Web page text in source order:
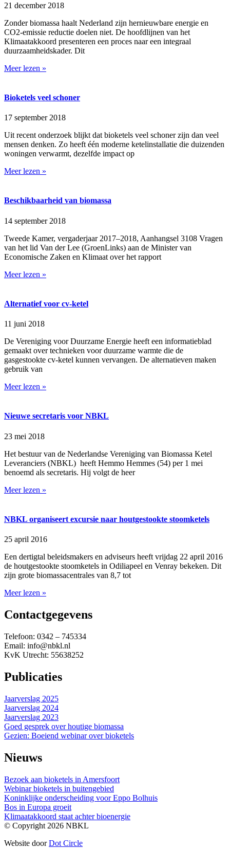
21 december 2018
Zonder biomassa haalt Nederland zijn hernieuwbare energie en
CO2-emissie reductie doelen niet. De hoofdlijnen van het
Klimaatakkoord presenteren een proces naar een integraal
duurzaamheidskader. Dit
Meer lezen »
Bioketels veel schoner
17 september 2018
Uit recent onderzoek blijkt dat bioketels veel schoner zijn dan veel
mensen denken. Zo heeft één moderne ketelinstallatie die duizenden
woningen verwarmt, dezelfde impact op
Meer lezen »
Beschikbaarheid van biomassa
14 september 2018
Tweede Kamer, vergaderjaar 2017–2018, Aanhangsel 3108 Vragen
van het lid Van der Lee (GroenLinks) aan de Minister van
Economische Zaken en Klimaat over het rapport
Meer lezen »
Alternatief voor cv-ketel
11 juni 2018
De Vereniging voor Duurzame Energie heeft een informatieblad
gemaakt over technieken voor duurzame warmte die de
gasgestookte cv-ketel kunnen vervangen. De alternatieven maken
gebruik van
Meer lezen »
Nieuwe secretaris voor NBKL
23 mei 2018
Het bestuur van de Nederlandse Vereniging van Biomassa Ketel
Leveranciers (NBKL) heeft Hemmo Hemmes (54) per 1 mei
benoemd als secretaris. Hij volgt de heer
Meer lezen »
NBKL organiseert excursie naar houtgestookte stoomketels
25 april 2016
Een dertigtal beleidsmakers en adviseurs heeft vrijdag 22 april 2016
de houtgestookte stoomketels in Odiliapeel en Venray bekeken. Dit
zijn grote biomassacentrales van 8,7 tot
Meer lezen »
Contactgegevens
Telefoon: 0342 – 745334
Email: info@nbkl.nl
KvK Utrecht: 55638252
Publicaties
Jaarverslag 2025
Jaarverslag 2024
Jaarverslag 2023
Goed gesprek over houtige biomassa
Gezien: Boeiend webinar over bioketels
Nieuws
Bezoek aan bioketels in Amersfoort
Webinar bioketels in buitengebied
Koninklijke onderscheiding voor Eppo Bolhuis
Bos in Europa groeit
Klimaatakkoord staat achter bioenergie
© Copyright 2026 NBKL
Website doorDot Circle